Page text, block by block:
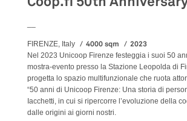
FIRENZE, Italy 4000 sqm 2023
Nel 2023 Unicoop Firenze festeggia i suoi 50
mostra-evento presso la Stazione Leopolda di
progetta lo spazio multifunzionale che ruota
“50 anni di Unicoop Firenze: Una storia di
Iacchetti, in cui si ripercorre l’evoluzione della
dalle origini ai giorni nostri.